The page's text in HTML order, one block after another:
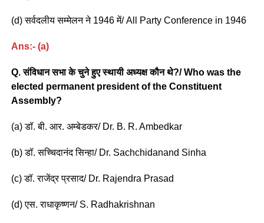
(d) सर्वदलीय सम्मेलन ने 1946 में/ All Party Conference in 1946
Ans:- (a)
Q. संविधान सभा के चुने हुए स्थायी अध्यक्ष कौन थे?/ Who was the
elected permanent president of the Constituent
Assembly?
(a) डॉ. बी. आर. अम्बेडकर/ Dr. B. R. Ambedkar
(b) डॉ. सच्चिदानंद सिन्हा/ Dr. Sachchidanand Sinha
(c) डॉ. राजेंद्र प्रसाद/ Dr. Rajendra Prasad
(d) एस. राधाकृष्णन/ S. Radhakrishnan